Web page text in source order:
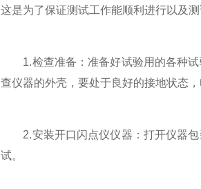
这是为了保证测试工作能顺利进行以及
1.检查准备：准备好试验用的各种试
查仪器的外壳，要处于良好的接地状态
2.安装开口闪点仪仪器：打开仪器包
试。